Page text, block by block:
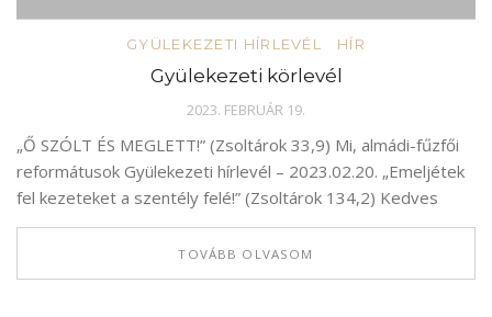
GYÜLEKEZETI HÍRLEVÉL HÍR
Gyülekezeti körlevél
2023. FEBRUÁR 19.
„Ő SZÓLT ÉS MEGLETT!” (Zsoltárok 33,9) Mi, almádi-fűzfői
reformátusok Gyülekezeti hírlevél – 2023.02.20. „Emeljétek
fel kezeteket a szentély felé!” (Zsoltárok 134,2) Kedves
TOVÁBB OLVASOM